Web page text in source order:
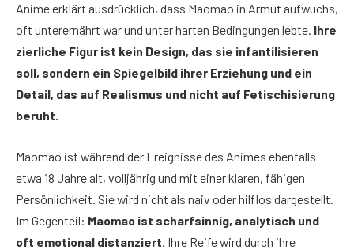
Anime erklärt ausdrücklich, dass Maomao in Armut aufwuchs,
oft unterernährt war und unter harten Bedingungen lebte. Ihre
zierliche Figur ist kein Design, das sie infantilisieren
soll, sondern ein Spiegelbild ihrer Erziehung und ein
Detail, das auf Realismus und nicht auf Fetischisierung
beruht.
Maomao ist während der Ereignisse des Animes ebenfalls
etwa 18 Jahre alt, volljährig und mit einer klaren, fähigen
Persönlichkeit. Sie wird nicht als naiv oder hilflos dargestellt.
Im Gegenteil: Maomao ist scharfsinnig, analytisch und
oft emotional distanziert. Ihre Reife wird durch ihre